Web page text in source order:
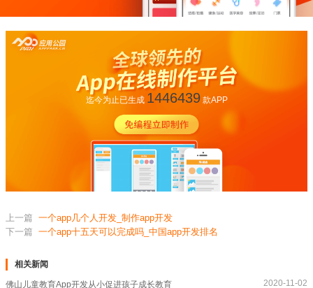
迄今为止已生成 1446439款APP
上一篇 一个app几个人开发_制作app开发
下一篇 一个app十五天可以完成吗_中国app开发排名
相关新闻
佛山儿童教育App开发从小促进孩子成长教育 2020-11-02